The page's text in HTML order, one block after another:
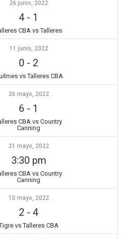
26 junio, 2022
4 - 1
CBA vs Talleres
11 junio, 2022
0 - 2
vs Talleres CBA
26 mayo, 2022
6 - 1
CBA vs Country
Canning
21 mayo, 2022
3:30 pm
CBA vs Country
Canning
15 mayo, 2022
2 -4
vs Talleres CBA